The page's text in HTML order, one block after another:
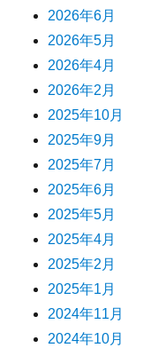
2026年6月
2026年5月
2026年4月
2026年2月
2025年10月
2025年9月
2025年7月
2025年6月
2025年5月
2025年4月
2025年2月
2025年1月
2024年11月
2024年10月